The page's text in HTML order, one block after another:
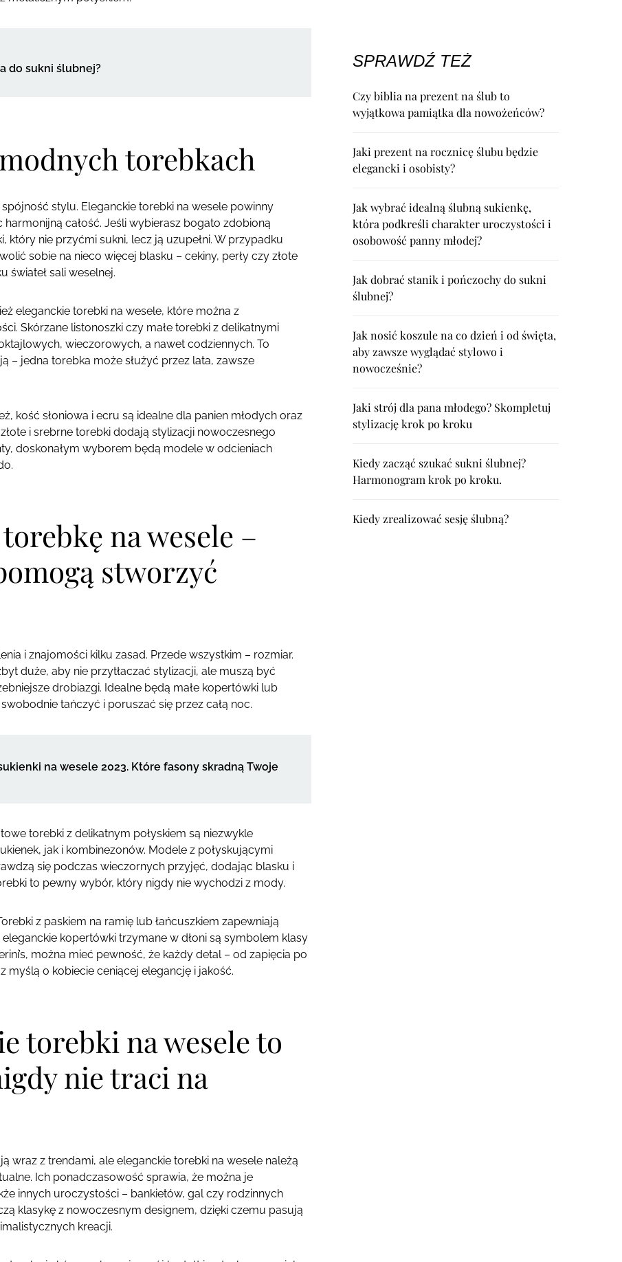
do sukni ślubnej?
torebkach
stylu. Eleganckie torebki na wesele powinny
całość. Jeśli wybierasz bogato zdobioną
nie przyćmi sukni, lecz ją uzupełni. W przypadku
sobie na nieco więcej blasku – cekiny, perły czy złote
świateł sali weselnej.
eleganckie torebki na wesele, które można z
Skórzane listonoszki czy małe torebki z delikatnymi
wieczorowych, a nawet codziennych. To
– jedna torebka może służyć przez lata, zawsze
kość słoniowa i ecru są idealne dla panien młodych oraz
i srebrne torebki dodają stylizacji nowoczesnego
doskonałym wyborem będą modele w odcieniach
na wesele –
stworzyć
i znajomości kilku zasad. Przede wszystkim – rozmiar.
duże, aby nie przytłaczać stylizacji, ale muszą być
drobiazgi. Idealne będą małe kopertówki lub
tańczyć i poruszać się przez całą noc.
na wesele 2023. Które fasony skradną Twoje
torebki z delikatnym połyskiem są niezwykle
jak i kombinezonów. Modele z połyskującymi
się podczas wieczornych przyjęć, dodając blasku i
to pewny wybór, który nigdy nie wychodzi z mody.
z paskiem na ramię lub łańcuszkiem zapewniają
kopertówki trzymane w dłoni są symbolem klasy
można mieć pewność, że każdy detal – od zapięcia po
myślą o kobiecie ceniącej elegancję i jakość.
torebki na wesele to
nie traci na
wraz z trendami, ale eleganckie torebki na wesele należą
Ich ponadczasowość sprawia, że można je
innych uroczystości – bankietów, gal czy rodzinnych
klasykę z nowoczesnym designem, dzięki czemu pasują
kreacji.
SPRAWDŹ TEŻ
Czy biblia na prezent na ślub to
wyjątkowa pamiątka dla nowożeńców?
Jaki prezent na rocznicę ślubu będzie
elegancki i osobisty?
Jak wybrać idealną ślubną sukienkę,
która podkreśli charakter uroczystości i
osobowość panny młodej?
Jak dobrać stanik i pończochy do sukni
ślubnej?
Jak nosić koszule na co dzień i od święta,
aby zawsze wyglądać stylowo i
nowocześnie?
Jaki strój dla pana młodego? Skompletuj
stylizację krok po kroku
Kiedy zacząć szukać sukni ślubnej?
Harmonogram krok po kroku.
Kiedy zrealizować sesję ślubną?